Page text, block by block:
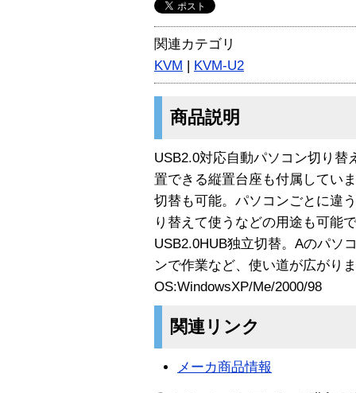
関連カテゴリ
KVM | KVM-U2
商品説明
USB2.0対応自動パソコン切り替
置できる縦置台座も付属してい
切替も可能。パソコンごとに違
り替えて使うなどの用途も可能
USB2.0HUB独立切替。Aのパソ
ンで作業など、使い道が広がり
OS:WindowsXP/Me/2000/98
関連リンク
メーカ商品情報